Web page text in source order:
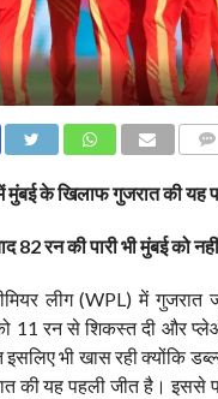
मुंबई के खिलाफ गुजरात की यह
82 रन की पारी भी मुंबई को
लीग (WPL) में गुजरात
11 रन से शिकस्त दी और
भी खास रही क्योंकि
की यह पहली जीत है।